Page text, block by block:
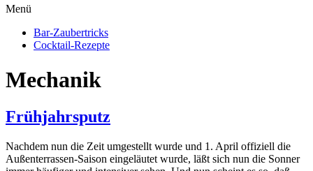
Menü
Bar-Zaubertricks
Cocktail-Rezepte
Mechanik
Frühjahrsputz
Nachdem nun die Zeit umgestellt wurde und 1. April offiziell die
Außenterrassen-Saison eingeläutet wurde, läßt sich nun die Sonner